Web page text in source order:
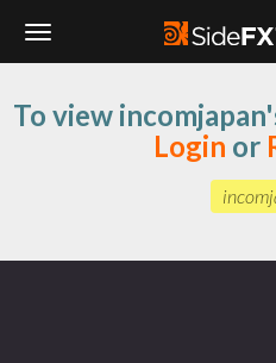
Navigation
To view
Login or